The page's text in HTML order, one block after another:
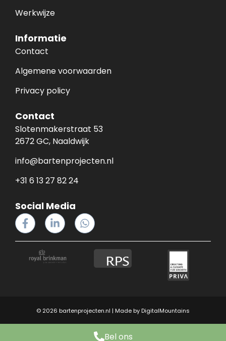
Werkwijze
Informatie
Contact
Algemene voorwaarden
Privacy policy
Contact
Slotenmakerstraat 53
2672 GC, Naaldwijk
info@bartenprojecten.nl
+31 6 13 27 82 24
Social Media
© 2026 bartenprojecten.nl | Made by DigitalMountains
Bel ons